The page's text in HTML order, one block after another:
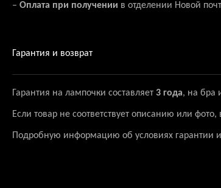
– Оплата при получении в отделении Новой
Гарантия и возврат
Гарантия на лампочки составляет 3 года, на бра
Если товар не соответствует описанию или
Подробную информацию об условиях гарантии